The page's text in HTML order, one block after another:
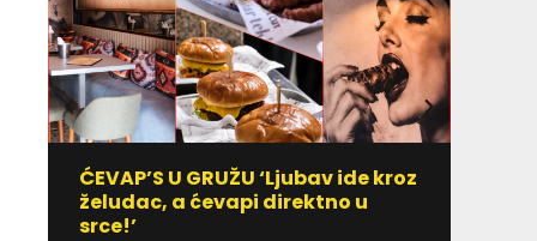
ĆEVAP’S U GRUŽU ‘Ljubav ide kroz
želudac, a ćevapi direktno u
srce!’